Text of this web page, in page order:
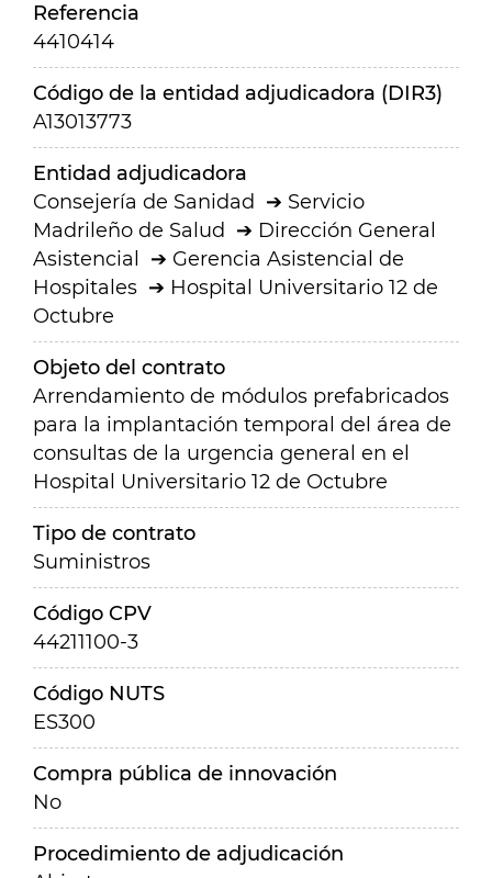
Referencia
4410414
Código de la entidad adjudicadora (DIR3)
A13013773
Entidad adjudicadora
Consejería de Sanidad
Servicio
Madrileño de Salud
Dirección General
Asistencial
Gerencia Asistencial de
Hospitales
Hospital Universitario 12 de
Octubre
Objeto del contrato
Arrendamiento de módulos prefabricados
para la implantación temporal del área de
consultas de la urgencia general en el
Hospital Universitario 12 de Octubre
Tipo de contrato
Suministros
Código CPV
44211100-3
Código NUTS
ES300
Compra pública de innovación
No
Procedimiento de adjudicación